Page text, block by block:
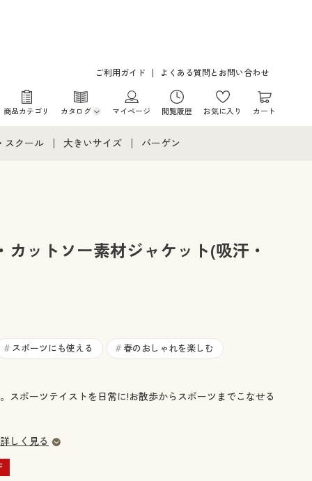
ご利用ガイド よくある質問とお問い合わせ
商品カテゴリ カタログ
カタログ・チラシからのご注文
マイページ 閲覧履歴 お気に入り カート
スクール
ア・ティーンズ下着
大きいサイズ
大きいサイズ レディース下着
バーゲン
カットソー素材ジャケット(吸汗・
# スポーツにも使える # 春のおしゃれを楽しむ
スポーツテイストを日常に!お散歩からスポーツまでこなせる
しく見る